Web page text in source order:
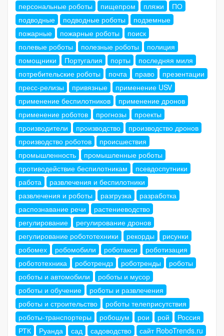
персональные роботы
пищепром пляжи
ПО
подводные
подводные роботы
подземные
пожарные
пожарные роботы
поиск
полевые роботы
полезные роботы
полиция
помощники
Португалия порты
последняя миля
потребительские роботы
почта право
презентации
пресс-релизы
привязные
применение USV
применение беспилотников
применение дронов
применение роботов
прогнозы
проекты
производители
производство
производство дронов
производство роботов
происшествия
промышленность
промышленные роботы
противодействие беспилотникам
псевдоспутники
работа
развлечения и беспилотники
развлечения и роботы
разгрузка
разработка
распознавание речи
растениеводство
регулирование
регулирование дронов
регулирование робототехники
рекорды
рисунки
робомех
робомобили роботакси
роботизация
робототехника
роботрендз роботренды
роботы
роботы и автомобили
роботы и мусор
роботы и обучение
роботы и развлечения
роботы и строительство
роботы телеприсутствия
роботы-транспортеры
робошум рои рой
Россия
РТК
Руанда сад садоводство
сайт RoboTrends.ru